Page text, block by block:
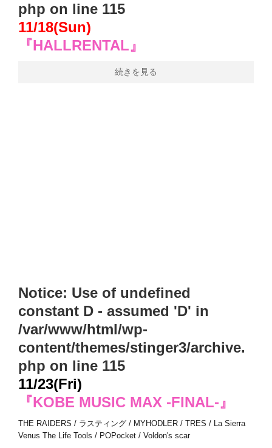
php on line 115
11/18(Sun)
『HALLRENTAL』
続きを見る
Notice: Use of undefined
constant D - assumed 'D' in
/var/www/html/wp-
content/themes/stinger3/archive.
php on line 115
11/23(Fri)
『KOBE MUSIC MAX -FINAL-』
THE RAIDERS / ラスティング / MYHODLER / TRES / La Sierra
Venus The Life Tools / POPocket / Voldon's scar